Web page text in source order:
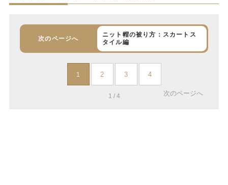
次のページへ
ニット帽の被り方：スカートス
タイル編
1 2 3 4
1 / 4 次のページへ